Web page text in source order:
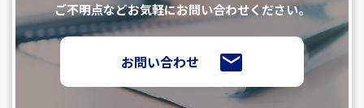
ご不明点などお気軽にお問い合わせください。
お問い合わせ